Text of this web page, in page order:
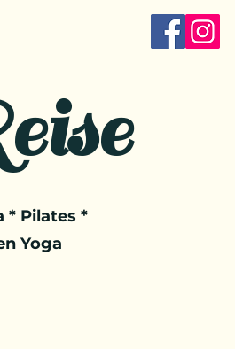
* Pilates *
Yoga